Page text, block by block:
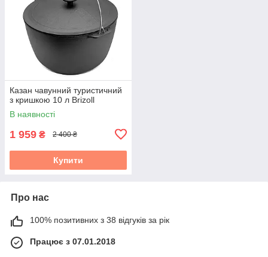
Казан чавунний туристичний
з кришкою 10 л Brizoll
В наявності
1 959 ₴ 2 400 ₴
Купити
Про нас
100% позитивних з 38 відгуків за рік
Працює з 07.01.2018